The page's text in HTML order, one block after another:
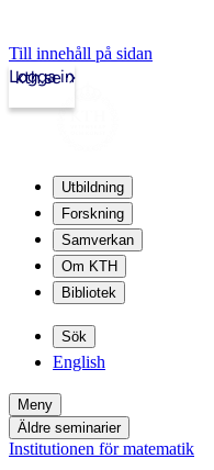
Till innehåll på sidan
kth.se
Logga in
Utbildning
Forskning
Samverkan
Om KTH
Bibliotek
Sök
English
Meny
Äldre seminarier
Institutionen för matematik